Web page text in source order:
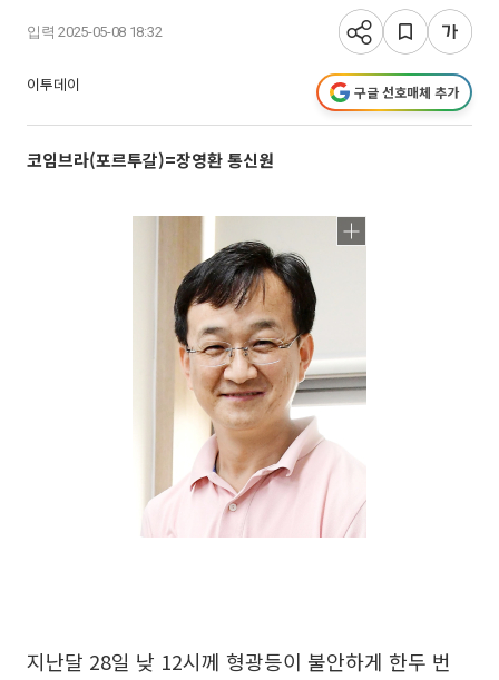
입력 2025-05-08 18:32
이투데이 구글 선호매체 추가
코임브라(포르투갈)=장영환 통신원
지난달 28일 낮 12시께 형광등이 불안하게 한두 번